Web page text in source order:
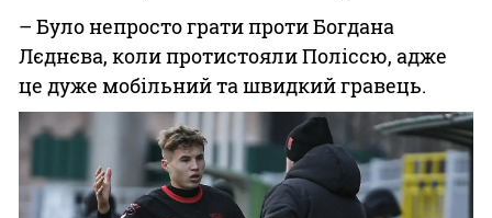
– Було непросто грати проти Богдана
Лєднєва, коли протистояли Поліссю, адже
це дуже мобільний та швидкий гравець.